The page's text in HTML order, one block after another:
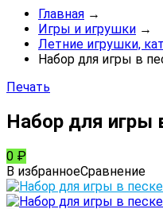
Главная →
Игры и игрушки →
Летние игрушки,
Набор для игры в
Печать
Набор для
0 ₽
В избранноеСравнение